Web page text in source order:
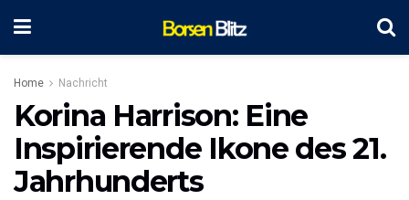
Home Nachricht
Korina Harrison: Eine
Inspirierende Ikone des 21.
Jahrhunderts